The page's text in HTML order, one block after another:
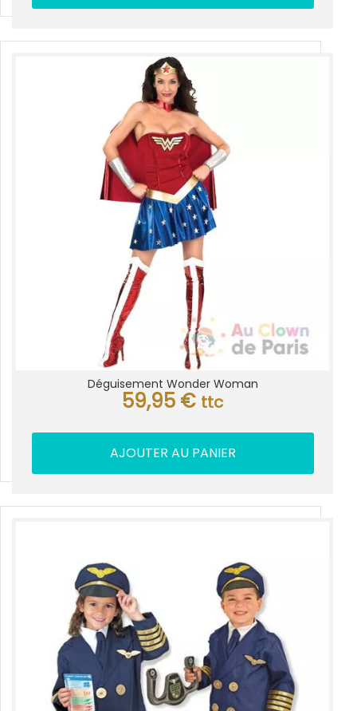
Déguisement Wonder Woman
59,95 € ttc
AJOUTER AU PANIER